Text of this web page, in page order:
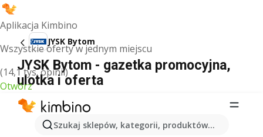
Aplikacja Kimbino
Wszystkie oferty w jednym miejscu
(14,1 tys. opinii)
Otwórz
Szukaj sklepów, kategorii, produktów...
JYSK Bytom
JYSK Bytom - gazetka promocyjna,
ulotka i oferta